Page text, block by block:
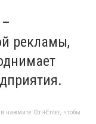
рекламы,
нажмите Ctrl+Enter, чтобы